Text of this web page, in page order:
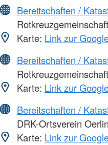
Bereitschaften /
Karte: Link zur
Bereitschaften /
Karte: Link zur
Bereitschaften /
DRK-Ortsverein
Karte: Link zur